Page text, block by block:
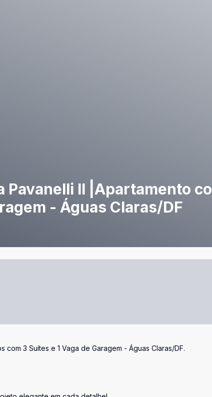
Pavanelli II |Apartamento
- Águas Claras/DF
com 3 Suítes e 1 Vaga de Garagem - Águas Claras/DF.